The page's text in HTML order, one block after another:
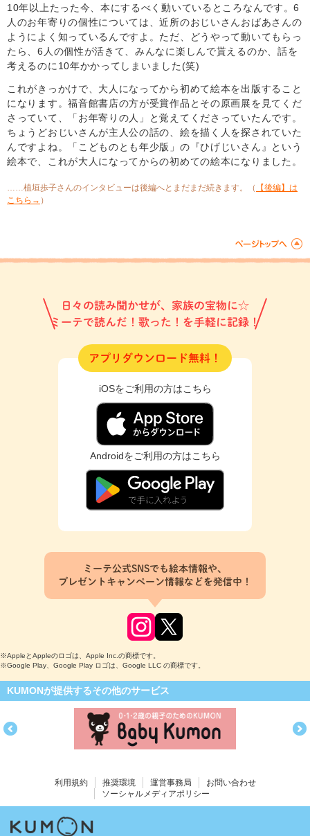
10年以上たった今、本にするべく動いているところなんです。6
人のお年寄りの個性については、近所のおじいさんおばあさんの
ようによく知っているんですよ。ただ、どうやって動いてもらっ
たら、6人の個性が活きて、みんなに楽しんで貰えるのか、話を
考えるのに10年かかってしまいました(笑)
これがきっかけで、大人になってから初めて絵本を出版すること
になります。福音館書店の方が受賞作品とその原画展を見てくだ
さっていて、「お年寄りの人」と覚えてくださっていたんです。
ちょうどおじいさんが主人公の話の、絵を描く人を探されていた
んですよね。「こどものとも年少版」の『ひげじいさん』という
絵本で、これが大人になってからの初めての絵本になりました。
……植垣歩子さんのインタビューは後編へとまだまだ続きます。（
【後編】は
こちら→ ）
日々の読み聞かせが、家族の宝物に☆
ミーテで読んだ！歌った！を手軽に記録！
アプリダウンロード無料！
iOSをご利用の方はこちら
Androidをご利用の方はこちら
ミーテ公式SNSでも絵本情報や、
プレゼントキャンペーン情報などを発信中！
※AppleとAppleのロゴは、Apple Inc.の商標です。
※Google Play、Google Play ロゴは、Google LLC の商標です。
KUMONが提供するその他のサービス
利用規約 推奨環境 運営事務局
お問い合わせ
ソーシャルメディアポリシー